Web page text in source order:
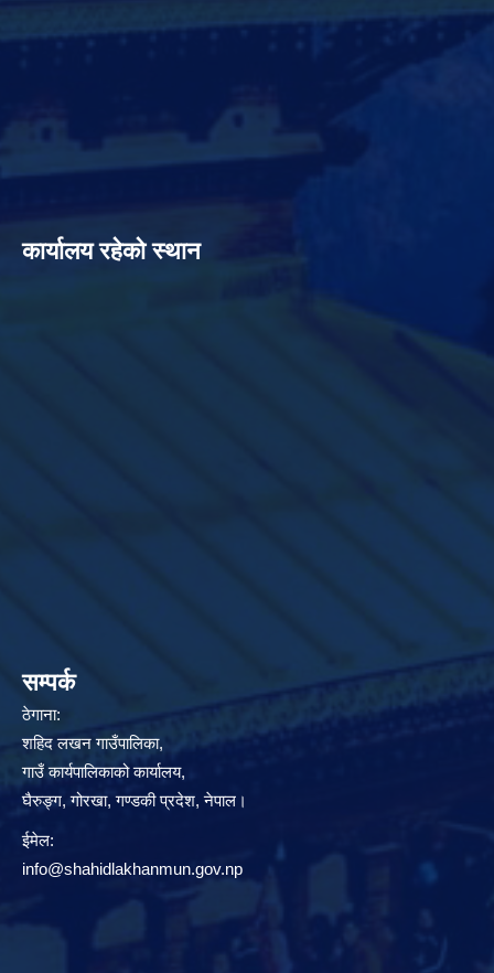
कार्यालय रहेको स्थान
सम्पर्क
ठेगाना:
शहिद लखन गाउँपालिका,
गाउँ कार्यपालिकाको कार्यालय,
घैरुङ्ग, गोरखा, गण्डकी प्रदेश, नेपाल।
ईमेल:
info@shahidlakhanmun.gov.np